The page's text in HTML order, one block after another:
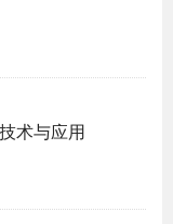
术与应用